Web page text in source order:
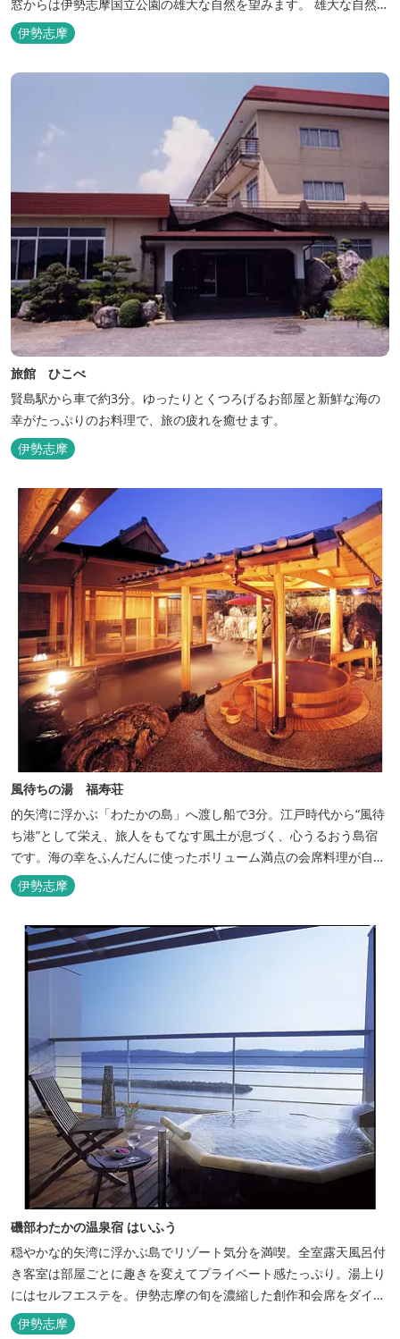
窓からは伊勢志摩国立公園の雄大な自然を望みます。 雄大な自然を
肌で感じるアクティビティや、食材にこだわった旬のお料理、この
地に湧き出る温泉… ここでしかできない「伊勢志摩の恵みあふれ
る」癒しの旅をぜひゆったりとお愉しみください。
伊勢志摩
旅館 ひこべ
賢島駅から車で約3分。ゆったりとくつろげるお部屋と新鮮な海の
幸がたっぷりのお料理で、旅の疲れを癒せます。
伊勢志摩
風待ちの湯 福寿荘
的矢湾に浮かぶ「わたかの島」へ渡し船で3分。江戸時代から“風待
ち港”として栄え、旅人をもてなす風土が息づく、心うるおう島宿
です。海の幸をふんだんに使ったボリューム満点の会席料理が自
慢。肌にやさしい天然の療養泉が満喫できるお風呂は、伊勢志摩最
大級の庭園露天風呂です。
伊勢志摩
磯部わたかの温泉宿 はいふう
穏やかな的矢湾に浮かぶ島でリゾート気分を満喫。全室露天風呂付
き客室は部屋ごとに趣きを変えてプライベート感たっぷり。湯上り
にはセルフエステを。伊勢志摩の旬を濃縮した創作和会席をダイニ
ングで。
伊勢志摩